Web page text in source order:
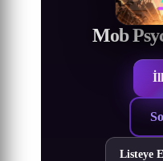
Mob
Listeye